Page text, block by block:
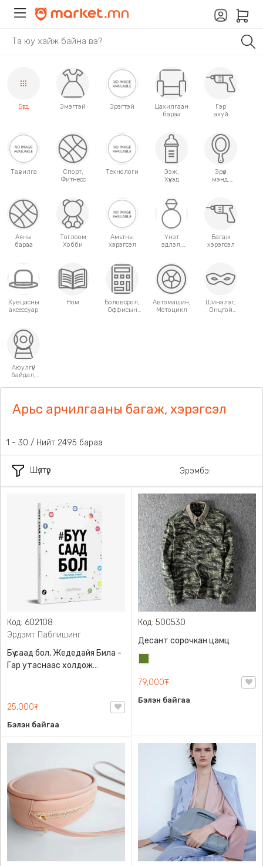
Бүгд Эмэгтэй Эрэгтэй
Цахилгаан
бараа
Гэр
ахуй
Тавилга
Спорт,
Фитнесс
Технологи
Ээж,
Хүүхэд
Эрүүл
мэнд,
Аяны
бараа
Тоглоом
Хобби
Амьтны
хэрэгсэл
Үнэт
эдлэл,
Багаж
хэрэгсэл
Хувцасны
аксессуар
Ном
Боловсрол,
Оффисын
Автомашин,
Мотоцикл
Шинэлэг,
Онцгой
Аюулгүй
байдал,
Арьс арчилгааны багаж, хэрэгсэл
Шүүлтүүр
1 - 30 / Нийт 2495 бараа
Эрэмбэ:
Код: 602108
Эрдэмт Паблишинг
Бүү саад бол, Жедедайя Била -
Гар утаснаас холдож
9789919235192
25,000₮
Бэлэн байгаа
Код: 500530
Десант сорочкан цамц
79,000₮
Бэлэн байгаа